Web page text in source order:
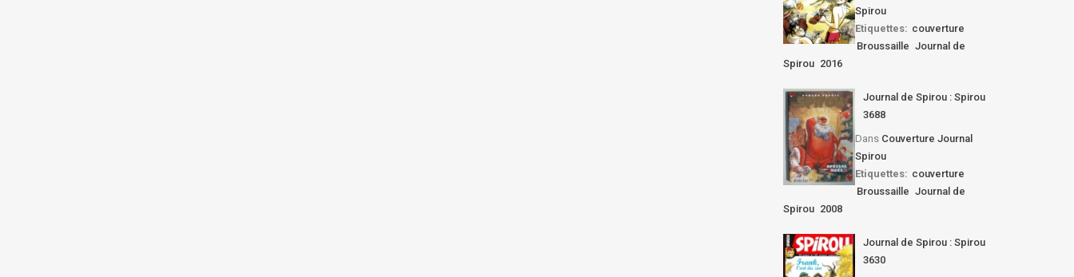
Spirou
Etiquettes: couverture
Broussaille Journal de
Spirou 2016
Journal de Spirou : Spirou
3688
Dans Couverture Journal
Spirou
Etiquettes: couverture
Broussaille Journal de
Spirou 2008
Journal de Spirou : Spirou
3630